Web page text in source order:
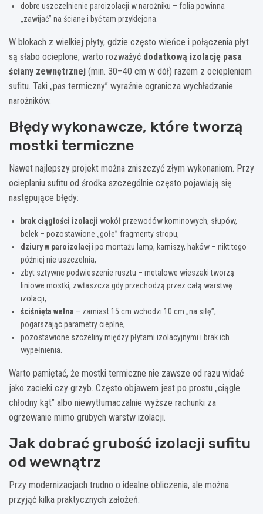
dobre uszczelnienie paroizolacji w narożniku – folia powinna
„zawijać” na ścianę i być tam przyklejona.
W blokach z wielkiej płyty, gdzie często wieńce i połączenia płyt
są słabo ocieplone, warto rozważyć dodatkową izolację pasa
ściany zewnętrznej (min. 30–40 cm w dół) razem z ociepleniem
sufitu. Taki „pas termiczny” wyraźnie ogranicza wychładzanie
narożników.
Błędy wykonawcze, które tworzą
mostki termiczne
Nawet najlepszy projekt można zniszczyć złym wykonaniem. Przy
ocieplaniu sufitu od środka szczególnie często pojawiają się
następujące błędy:
brak ciągłości izolacji wokół przewodów kominowych, słupów,
belek – pozostawione „gołe” fragmenty stropu,
dziury w paroizolacji po montażu lamp, karniszy, haków – nikt tego
później nie uszczelnia,
zbyt sztywne podwieszenie rusztu – metalowe wieszaki tworzą
liniowe mostki, zwłaszcza gdy przechodzą przez całą warstwę
izolacji,
ściśnięta wełna – zamiast 15 cm wchodzi 10 cm „na siłę”,
pogarszając parametry cieplne,
pozostawione szczeliny między płytami izolacyjnymi i brak ich
wypełnienia.
Warto pamiętać, że mostki termiczne nie zawsze od razu widać
jako zacieki czy grzyb. Często objawem jest po prostu „ciągle
chłodny kąt” albo niewytłumaczalnie wyższe rachunki za
ogrzewanie mimo grubych warstw izolacji.
Jak dobrać grubość izolacji sufitu
od wewnątrz
Przy modernizacjach trudno o idealne obliczenia, ale można
przyjąć kilka praktycznych założeń: